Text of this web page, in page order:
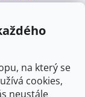
na který se
cookies,
neustále